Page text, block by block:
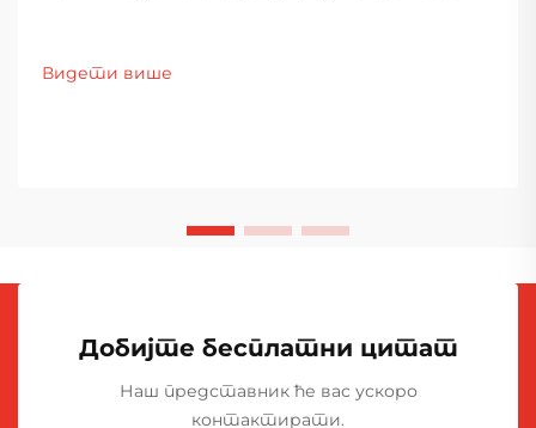
Видети више
Добијте бесплатни цитат
Наш представник ће вас ускоро
контактирати.